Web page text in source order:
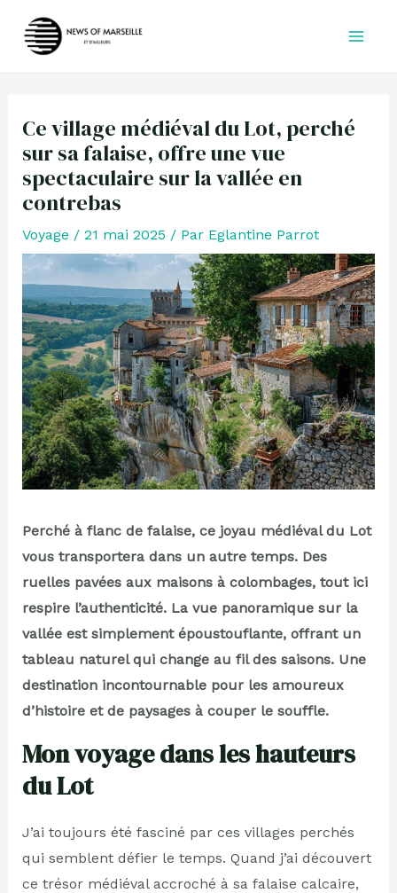
Ce village médiéval du Lot, perché
sur sa falaise, offre une vue
spectaculaire sur la vallée en
contrebas
Voyage / 21 mai 2025 / Par Eglantine Parrot
Perché à flanc de falaise, ce joyau médiéval du Lot
vous transportera dans un autre temps. Des
ruelles pavées aux maisons à colombages, tout ici
respire l’authenticité. La vue panoramique sur la
vallée est simplement époustouflante, offrant un
tableau naturel qui change au fil des saisons. Une
destination incontournable pour les amoureux
d’histoire et de paysages à couper le souffle.
Mon voyage dans les hauteurs
du Lot
J’ai toujours été fasciné par ces villages perchés
qui semblent défier le temps. Quand j’ai découvert
ce trésor médiéval accroché à sa falaise calcaire,